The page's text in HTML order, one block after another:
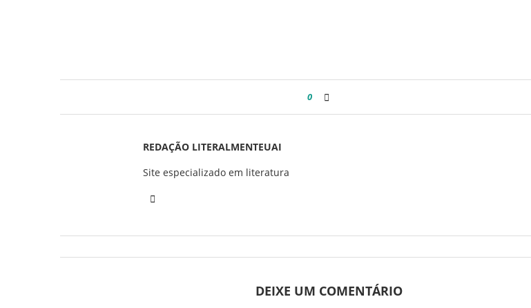
0
REDAÇÃO LITERALMENTEUAI
Site especializado em literatura
DEIXE UM COMENTÁRIO